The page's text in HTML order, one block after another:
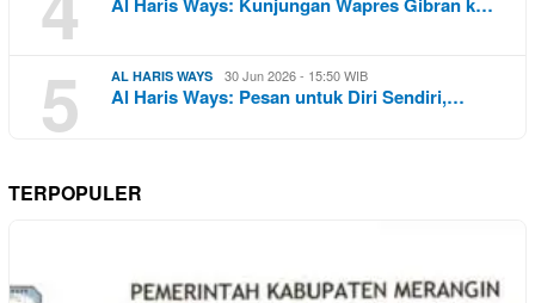
Al Haris Ways: Kunjungan Wapres Gibran k…
5 AL HARIS WAYS 30 Jun 2026 - 15:50 WIB
Al Haris Ways: Pesan untuk Diri Sendiri,…
TERPOPULER